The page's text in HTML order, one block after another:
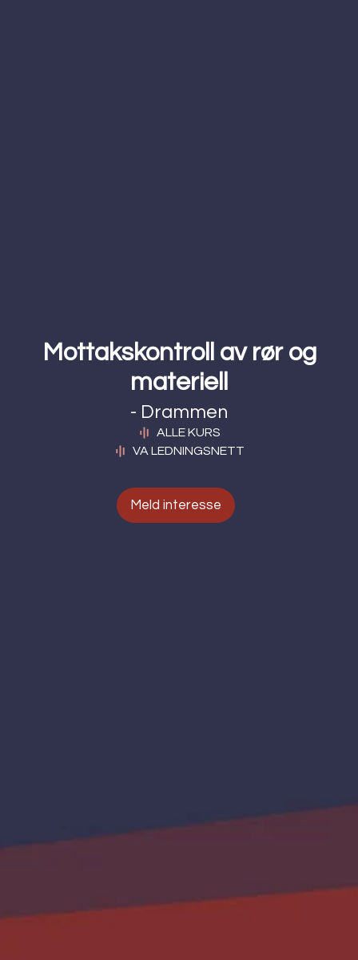
Mottakskontroll av rør og
materiell
- Drammen
ALLE KURS
VA LEDNINGSNETT
Meld interesse